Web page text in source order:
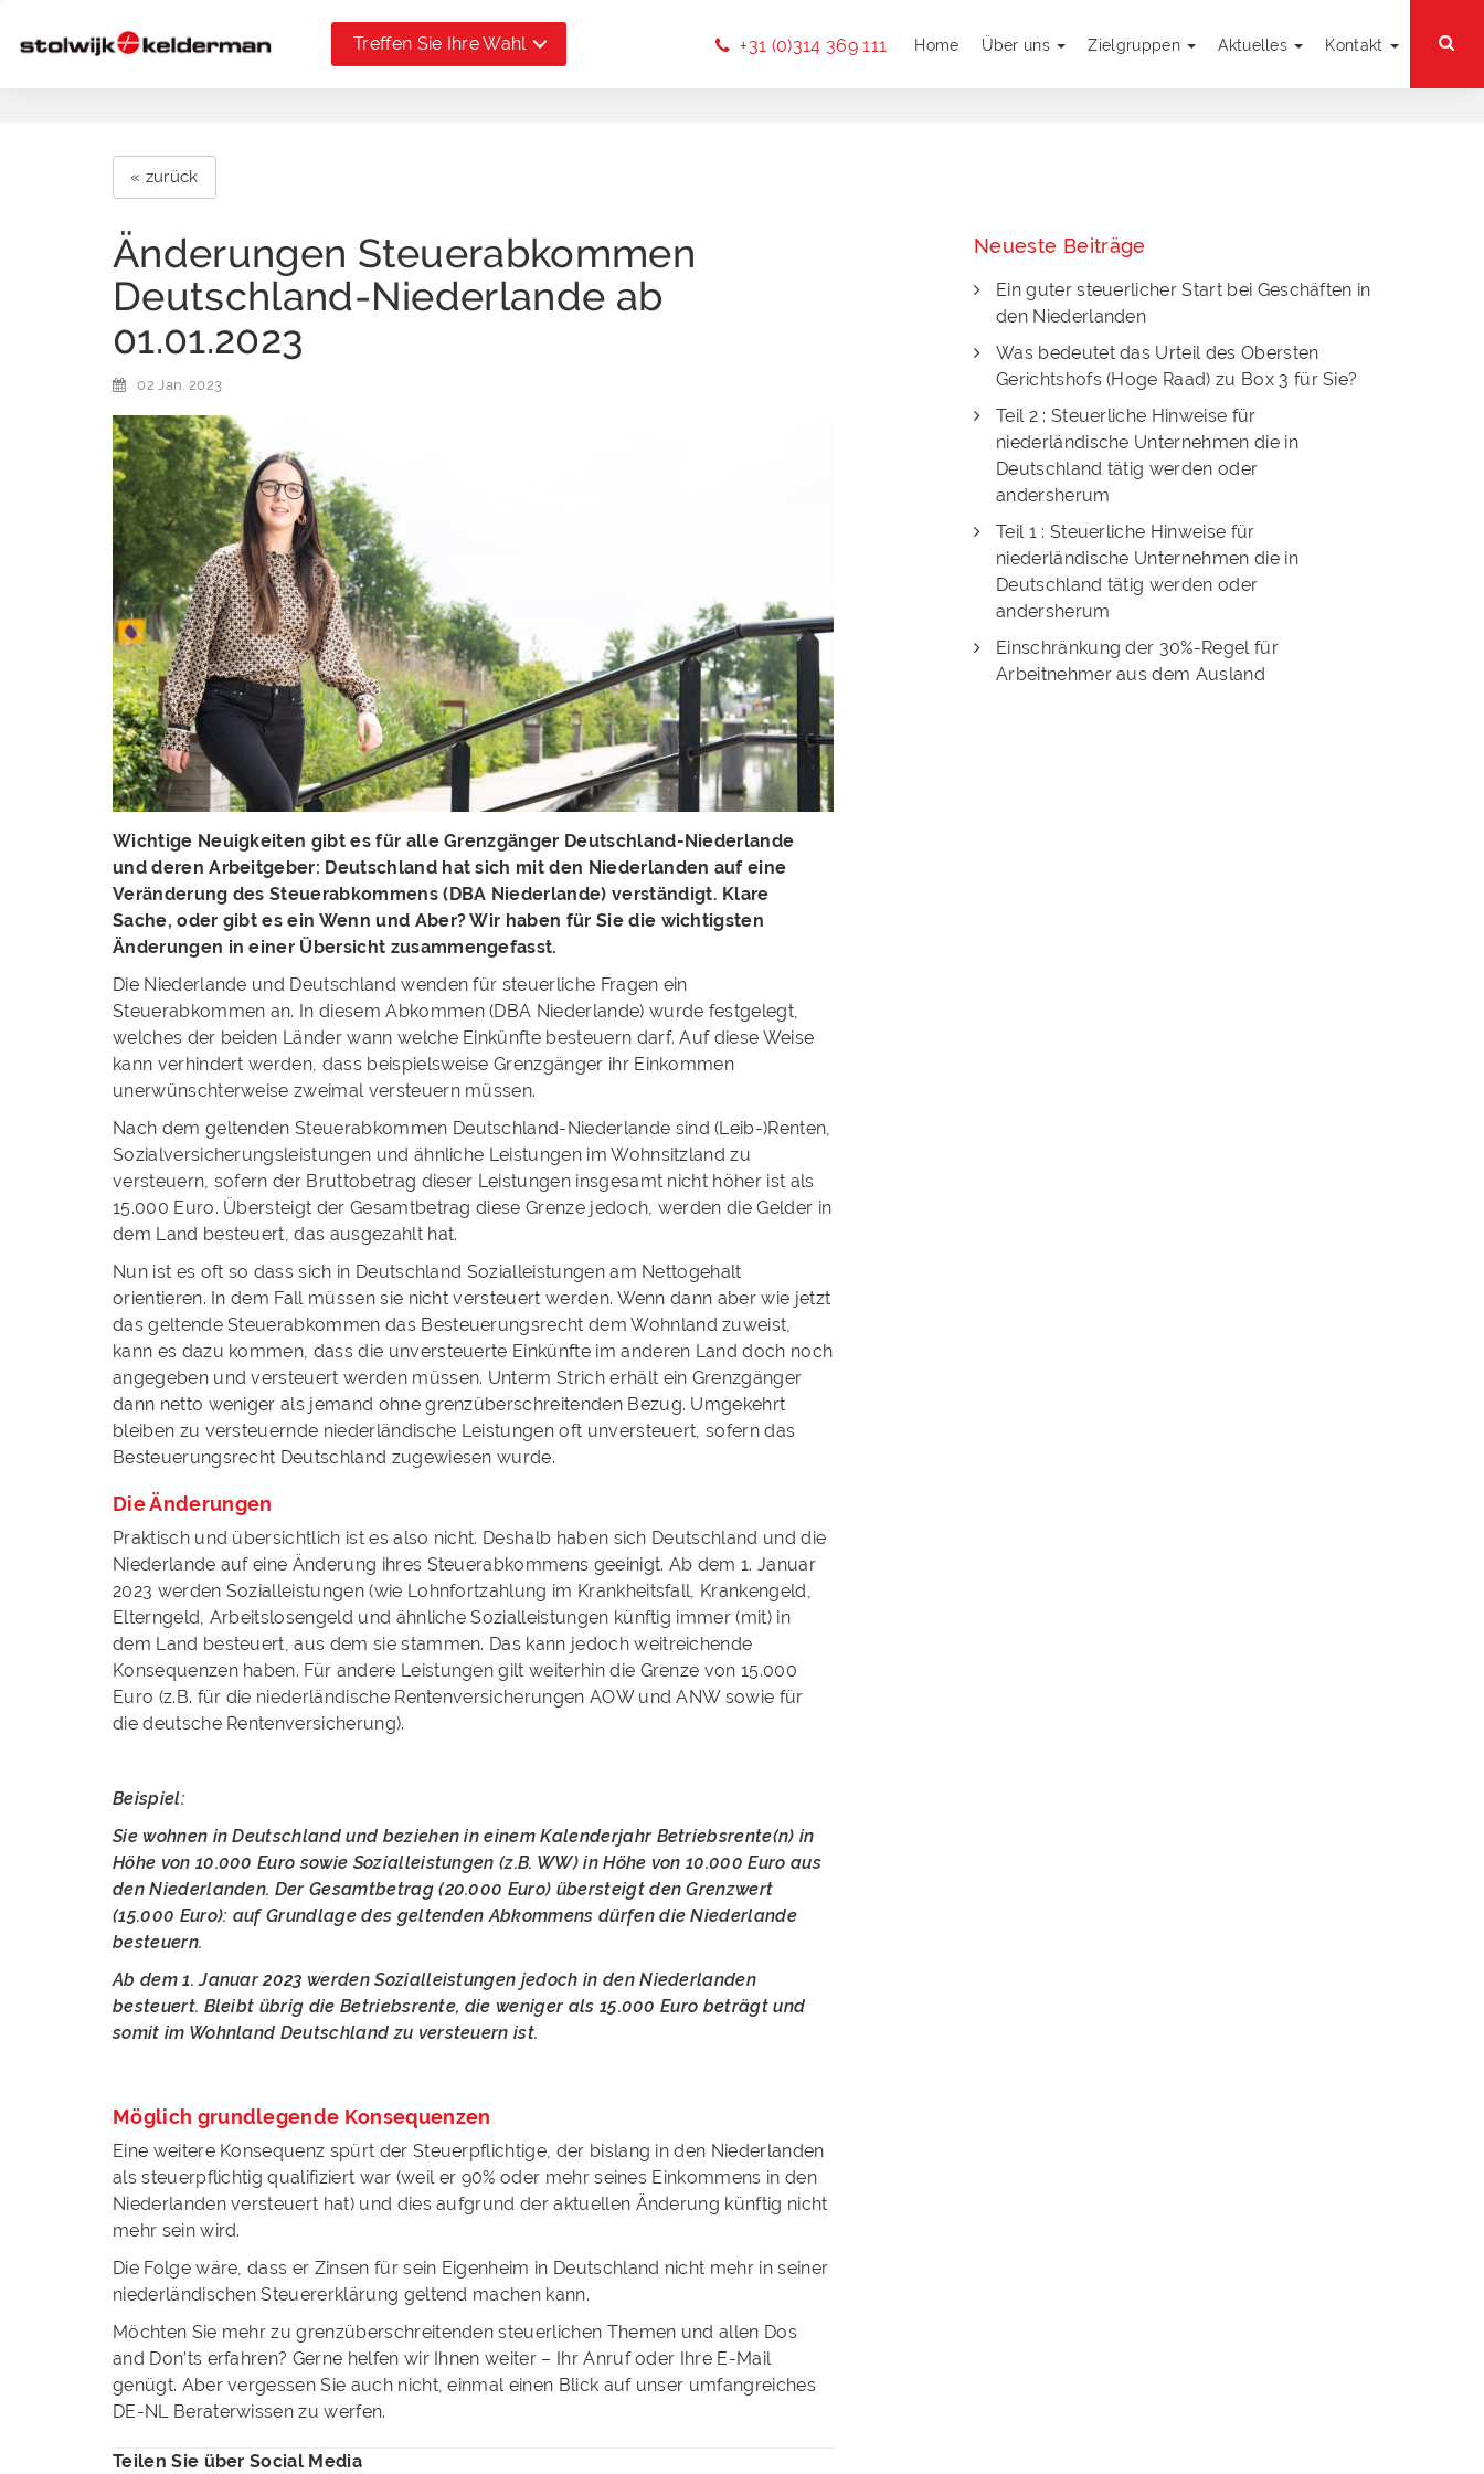
Treffen Sie Ihre Wahl Home Über uns Zielgruppen Aktuelles Kontakt
+31 (0)314 369 111
« zurück
Änderungen Steuerabkommen
Deutschland-Niederlande ab
01.01.2023
02 Jan. 2023
Wichtige Neuigkeiten gibt es für alle Grenzgänger Deutschland-Niederlande
und deren Arbeitgeber: Deutschland hat sich mit den Niederlanden auf eine
Veränderung des Steuerabkommens (DBA Niederlande) verständigt. Klare
Sache, oder gibt es ein Wenn und Aber? Wir haben für Sie die wichtigsten
Änderungen in einer Übersicht zusammengefasst.
Die Niederlande und Deutschland wenden für steuerliche Fragen ein
Steuerabkommen an. In diesem Abkommen (DBA Niederlande) wurde festgelegt,
welches der beiden Länder wann welche Einkünfte besteuern darf. Auf diese Weise
kann verhindert werden, dass beispielsweise Grenzgänger ihr Einkommen
unerwünschterweise zweimal versteuern müssen.
Nach dem geltenden Steuerabkommen Deutschland-Niederlande sind (Leib-)Renten,
Sozialversicherungsleistungen und ähnliche Leistungen im Wohnsitzland zu
versteuern, sofern der Bruttobetrag dieser Leistungen insgesamt nicht höher ist als
15.000 Euro. Übersteigt der Gesamtbetrag diese Grenze jedoch, werden die Gelder in
dem Land besteuert, das ausgezahlt hat.
Nun ist es oft so dass sich in Deutschland Sozialleistungen am Nettogehalt
orientieren. In dem Fall müssen sie nicht versteuert werden. Wenn dann aber wie jetzt
das geltende Steuerabkommen das Besteuerungsrecht dem Wohnland zuweist,
kann es dazu kommen, dass die unversteuerte Einkünfte im anderen Land doch noch
angegeben und versteuert werden müssen. Unterm Strich erhält ein Grenzgänger
dann netto weniger als jemand ohne grenzüberschreitenden Bezug. Umgekehrt
bleiben zu versteuernde niederländische Leistungen oft unversteuert, sofern das
Besteuerungsrecht Deutschland zugewiesen wurde.
Die Änderungen
Praktisch und übersichtlich ist es also nicht. Deshalb haben sich Deutschland und die
Niederlande auf eine Änderung ihres Steuerabkommens geeinigt. Ab dem 1. Januar
2023 werden Sozialleistungen (wie Lohnfortzahlung im Krankheitsfall, Krankengeld,
Elterngeld, Arbeitslosengeld und ähnliche Sozialleistungen künftig immer (mit) in
dem Land besteuert, aus dem sie stammen. Das kann jedoch weitreichende
Konsequenzen haben. Für andere Leistungen gilt weiterhin die Grenze von 15.000
Euro (z.B. für die niederländische Rentenversicherungen AOW und ANW sowie für
die deutsche Rentenversicherung).
Beispiel:
Sie wohnen in Deutschland und beziehen in einem Kalenderjahr Betriebsrente(n) in
Höhe von 10.000 Euro sowie Sozialleistungen (z.B. WW) in Höhe von 10.000 Euro aus
den Niederlanden. Der Gesamtbetrag (20.000 Euro) übersteigt den Grenzwert
(15.000 Euro): auf Grundlage des geltenden Abkommens dürfen die Niederlande
besteuern.
Ab dem 1. Januar 2023 werden Sozialleistungen jedoch in den Niederlanden
besteuert. Bleibt übrig die Betriebsrente, die weniger als 15.000 Euro beträgt und
somit im Wohnland Deutschland zu versteuern ist.
Möglich grundlegende Konsequenzen
Eine weitere Konsequenz spürt der Steuerpflichtige, der bislang in den Niederlanden
als steuerpflichtig qualifiziert war (weil er 90% oder mehr seines Einkommens in den
Niederlanden versteuert hat) und dies aufgrund der aktuellen Änderung künftig nicht
mehr sein wird.
Die Folge wäre, dass er Zinsen für sein Eigenheim in Deutschland nicht mehr in seiner
niederländischen Steuererklärung geltend machen kann.
Möchten Sie mehr zu grenzüberschreitenden steuerlichen Themen und allen Dos
and Don’ts erfahren? Gerne helfen wir Ihnen weiter – Ihr Anruf oder Ihre E-Mail
genügt. Aber vergessen Sie auch nicht, einmal einen Blick auf unser umfangreiches
DE-NL Beraterwissen zu werfen.
Teilen Sie über Social Media
Neueste Beiträge
Ein guter steuerlicher Start bei Geschäften in
den Niederlanden
Was bedeutet das Urteil des Obersten
Gerichtshofs (Hoge Raad) zu Box 3 für Sie?
Teil 2 : Steuerliche Hinweise für
niederländische Unternehmen die in
Deutschland tätig werden oder
andersherum
Teil 1 : Steuerliche Hinweise für
niederländische Unternehmen die in
Deutschland tätig werden oder
andersherum
Einschränkung der 30%-Regel für
Arbeitnehmer aus dem Ausland